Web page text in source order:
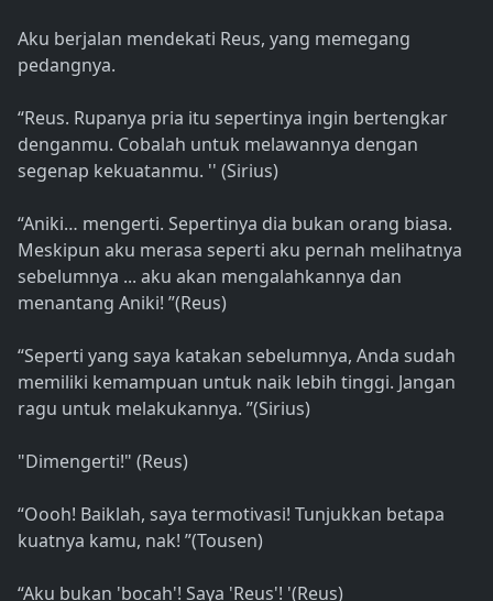
Aku berjalan mendekati Reus, yang memegang
pedangnya.
“Reus. Rupanya pria itu sepertinya ingin bertengkar
denganmu. Cobalah untuk melawannya dengan
segenap kekuatanmu. '' (Sirius)
“Aniki… mengerti. Sepertinya dia bukan orang biasa.
Meskipun aku merasa seperti aku pernah melihatnya
sebelumnya ... aku akan mengalahkannya dan
menantang Aniki! ”(Reus)
“Seperti yang saya katakan sebelumnya, Anda sudah
memiliki kemampuan untuk naik lebih tinggi. Jangan
ragu untuk melakukannya. ”(Sirius)
"Dimengerti!" (Reus)
“Oooh! Baiklah, saya termotivasi! Tunjukkan betapa
kuatnya kamu, nak! ”(Tousen)
“Aku bukan 'bocah'! Saya 'Reus'! '(Reus)